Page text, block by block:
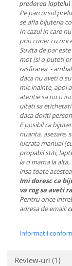
predarea laptelui
Pe parcursul
se afla bijuteria
In cazul in care
prin curier cu
Suvita de par
mot (si o puteti
rasfirarea -
daca nu aveti o
mic inainte, apoi
atentie sa nu o
uitati sa
daca doriti
E posibil ca
nuanta, asezare,
lucrata manual
propabil stiti,
la o mama la
insa toate
Imi doresc ca
va rog sa aveti
Pentru orice
adresa de email:
Informatii
Review-uri (1)